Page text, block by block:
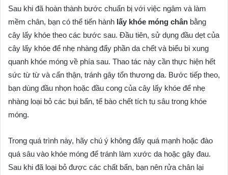
Sau khi đã hoàn thành bước chuẩn bị với việc ngâm và làm
mềm chân, bạn có thể tiến hành lấy khóe móng chân bằng
cây lấy khóe theo các bước sau. Đầu tiên, sử dụng đầu dẹt của
cây lấy khóe để nhẹ nhàng đẩy phần da chết và biểu bì xung
quanh khóe móng về phía sau. Thao tác này cần thực hiện hết
sức từ từ và cẩn thận, tránh gây tổn thương da. Bước tiếp theo,
bạn dùng đầu nhọn hoặc đầu cong của cây lấy khóe để nhẹ
nhàng loại bỏ các bụi bẩn, tế bào chết tích tụ sâu trong khóe
móng.
Trong quá trình này, hãy chú ý không đẩy quá mạnh hoặc đào
quá sâu vào khóe móng để tránh làm xước da hoặc gây đau.
Sau khi đã loại bỏ được các chất bẩn, bạn nên rửa chân lại